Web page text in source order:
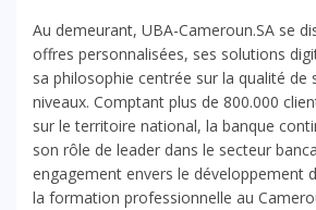
Au demeurant, UBA-Cameroun.SA se
offres personnalisées, ses solutions
sa philosophie centrée sur la qualité de
niveaux. Comptant plus de 800.000
sur le territoire national, la banque
son rôle de leader dans le secteur
engagement envers le développement
la formation professionnelle au